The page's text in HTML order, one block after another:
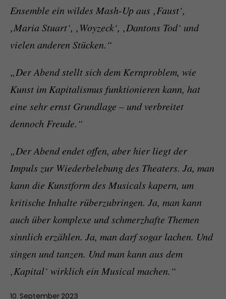
Ensemble ein wildes Mash-Up aus ‚Faust‘,
‚Maria Stuart‘, ‚Woyzeck‘, ‚Dantons Tod‘ und
vielen anderen Stücken.“
„Der Abend stellt sich dem Kernproblem, wie
Kunst im Kapitalismus funktionieren kann, hat
eine sehr ernst Grundlage – und verbreitet
dennoch Freude.“
„Der Abend endet offen, aber hier liegt der
Impuls zur Wiederbelebung des Theaters. Ja, man
kann die Kunstform des Musicals kapern, um
kritische Inhalte rüberzubringen. Ja, man kann
auch über komplexe und schmerzhafte Themen
sinnlich erzählen. Ja, man darf sogar lachen. Und
singen und tanzen. Und man kann aus dem
‚Kapital‘ wirklich ein Musical machen.“
10. September 2023